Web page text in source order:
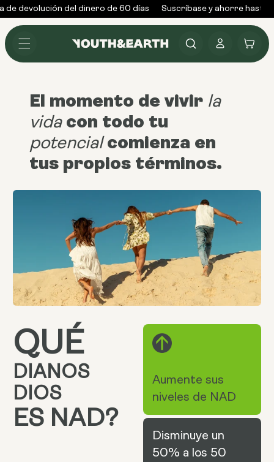
Ir al
contenido
devolución del dinero de 60 días Suscríbase y ahorre hasta
ConectarseCarrito
El momento de vivir la
vida con todo tu
potencial comienza en
tus propios términos.
QUÉ
DIANOS
DIOS
ES NAD?
Aumente sus
niveles de NAD
Disminuye un
50% a los 50